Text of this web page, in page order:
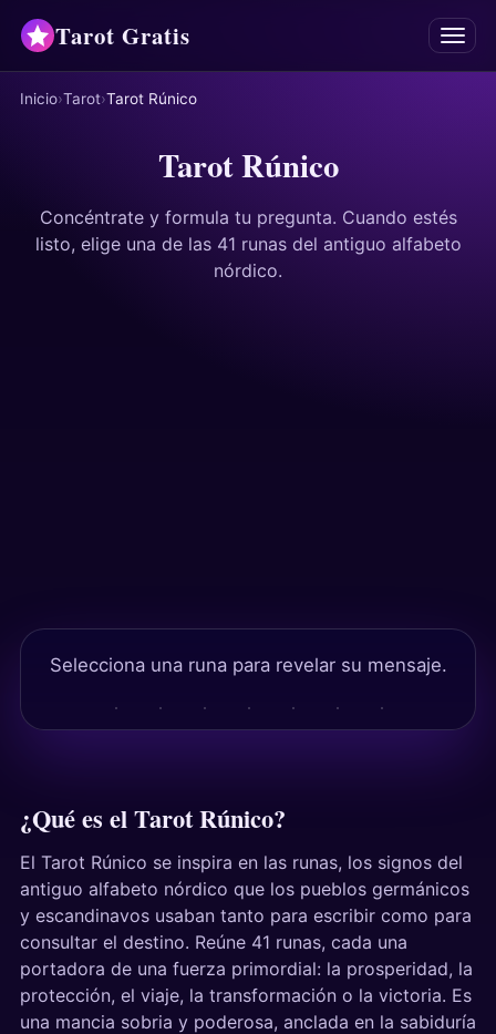
Tarot Gratis Menú
Tarot
Mancias
Inicio Tarot Tarot Rúnico
Tarot Rúnico
Concéntrate y formula tu pregunta. Cuando estés
listo, elige una de las 41 runas del antiguo alfabeto
nórdico.
Selecciona una runa para revelar su mensaje.
¿Qué es el Tarot Rúnico?
El Tarot Rúnico se inspira en las runas, los signos del
antiguo alfabeto nórdico que los pueblos germánicos
y escandinavos usaban tanto para escribir como para
consultar el destino. Reúne 41 runas, cada una
portadora de una fuerza primordial: la prosperidad, la
protección, el viaje, la transformación o la victoria. Es
una mancia sobria y poderosa, anclada en la sabiduría